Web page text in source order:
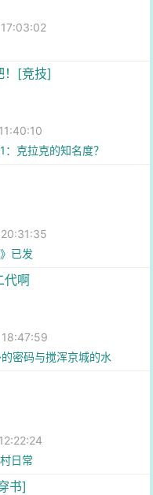
！[竞技]
克拉克的知名度？
已发
代啊
密码与搅浑京城的水
日常
书]